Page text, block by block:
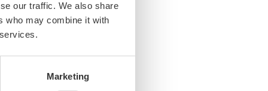
our traffic. We also share
who may combine it with
Marketing